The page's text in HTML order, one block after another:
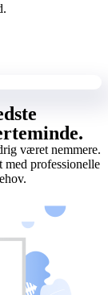
været nemmere.
professionelle